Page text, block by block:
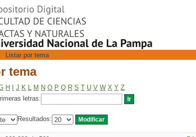
tema
Listar por tema
tema
H J K L M N O P Q R S T U V W X Y Z
letras:
Resultados: